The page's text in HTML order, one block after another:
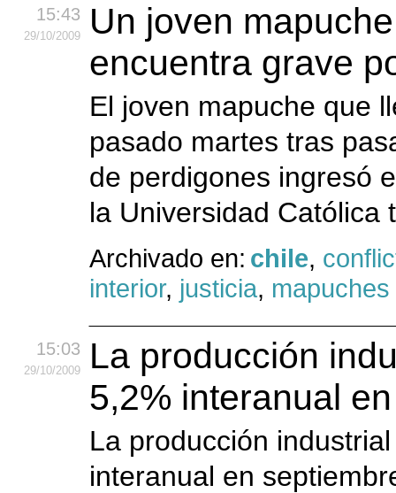
15:43
29/10/2009
Un joven
encuentra grave
El joven mapuche que
pasado martes tras
de perdigones ingresó
la Universidad
Archivado en: chile,
interior, justicia, mapuches
15:03
29/10/2009
La producción
5,2% interanual
La producción
interanual en